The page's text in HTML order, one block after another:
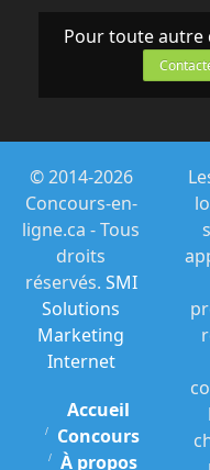
Pour toute autre
© 2014-2026
Concours-en-
ligne.ca - Tous
droits
réservés. SMI
Solutions
Marketing
Internet
Accueil
Concours
À propos